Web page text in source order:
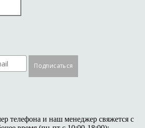
телефона и наш менеджер свяжется с